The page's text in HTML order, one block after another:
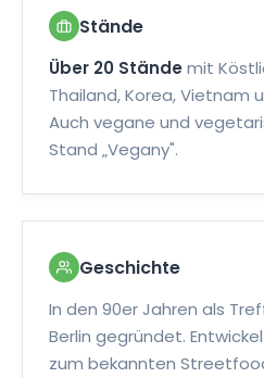
6096
Sai Krok Isaan
FLEISCH
Hühnerfüße
Stände
Über 20 Stände mit
Thailand, Korea, Vietnam
Auch vegane und
Stand „Vegany".
Geschichte
In den 90er Jahren als
Berlin gegründet.
zum bekannten